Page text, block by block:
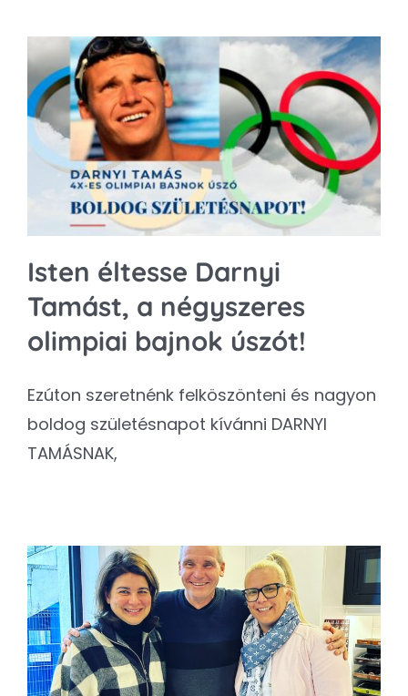
Isten éltesse Darnyi
Tamást, a négyszeres
olimpiai bajnok úszót!
Ezúton szeretnénk felköszönteni és nagyon
boldog születésnapot kívánni DARNYI
TAMÁSNAK,